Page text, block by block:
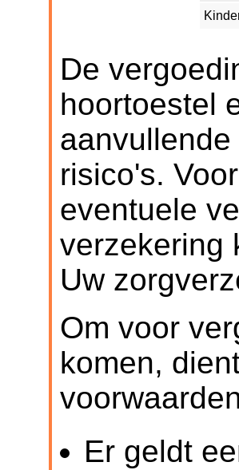
De
hoortoestel
risico's.
eventuele
verzekering
Uw
Om voor
komen,
Er geldt